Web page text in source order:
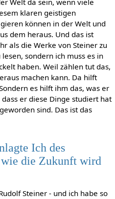
Welt da sein, wenn viele
klaren geistigen
können in der Welt und
dem heraus. Und das ist
als die Werke von Steiner zu
sondern ich muss es in
haben. Weil zählen tut das,
machen kann. Da hilft
es hilft ihm das, was er
er diese Dinge studiert hat
sind. Das ist das
Ich des
die Zukunft wird
Steiner - und ich habe so